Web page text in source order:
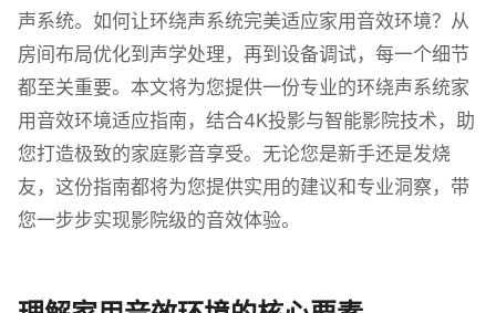
声系统。如何让环绕声系统完美适应家用音效环境？从
房间布局优化到声学处理，再到设备调试，每一个细节
都至关重要。本文将为您提供一份专业的环绕声系统家
用音效环境适应指南，结合4K投影与智能影院技术，助
您打造极致的家庭影音享受。无论您是新手还是发烧
友，这份指南都将为您提供实用的建议和专业洞察，带
您一步步实现影院级的音效体验。